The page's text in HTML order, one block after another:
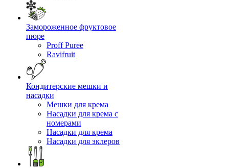
Замороженное фруктовое
пюре
Proff Puree
Ravifruit
Кондитерские мешки и
насадки
Мешки для крема
Насадки для крема с
номерами
Насадки для крема
Насадки для эклеров